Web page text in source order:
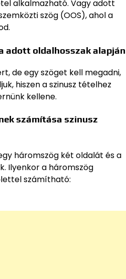
alkalmazható. Vagy adott
szög (OOS), ahol a
adott oldalhosszak alapján
de egy szöget kell megadni,
hiszen a szinusz tételhez
kellene.
számítása szinusz
háromszög két oldalát és a
Ilyenkor a háromszög
számítható: